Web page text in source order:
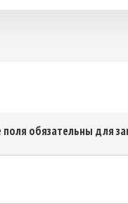
обязательны для